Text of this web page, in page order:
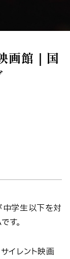
画館｜国
中学生以下を対
す。
イレント映画